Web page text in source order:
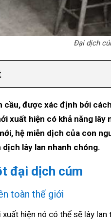
Đại dịch
cầu, được xác định bởi
xuất hiện có khả năng
hệ miễn dịch của con
lây lan nhanh chóng.
đại dịch cúm
toàn thế giới
hiện nó có thể sẽ lây lan